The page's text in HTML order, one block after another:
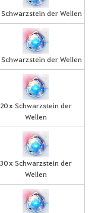
Schwarzstein der Wellen
Schwarzstein der Wellen
20 x Schwarzstein der
Wellen
30 x Schwarzstein der
Wellen